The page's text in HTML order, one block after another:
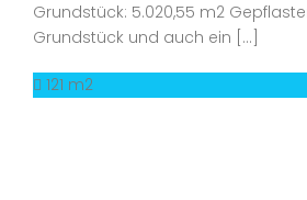
Grundstück: 5.020,55 m2
Grundstück und auch ein […]
121 m2